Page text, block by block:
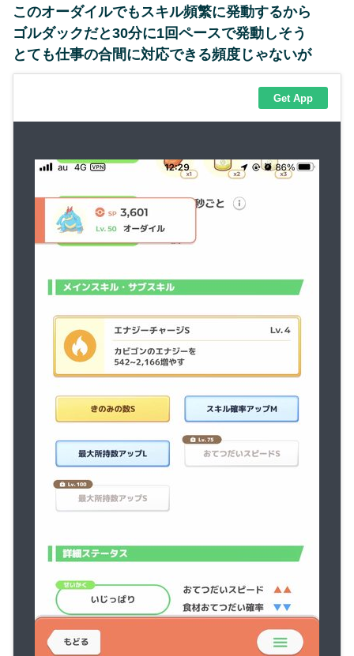
このオーダイルでもスキル頻繁に発動するから
ゴルダックだと30分に1回ペースで発動しそう
とても仕事の合間に対応できる頻度じゃないが